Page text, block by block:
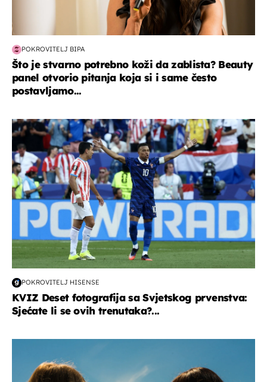
POKROVITELJ BIPA
Što je stvarno potrebno koži da zablista? Beauty
panel otvorio pitanja koja si i same često
postavljamo...
svjetsko prvenstvo 2026
POKROVITELJ HISENSE
KVIZ Deset fotografija sa Svjetskog prvenstva:
Sjećate li se ovih trenutaka?...